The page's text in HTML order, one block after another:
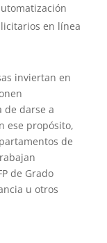
en línea
inviertan en
de darse a
ese propósito,
de
de Grado
u otros